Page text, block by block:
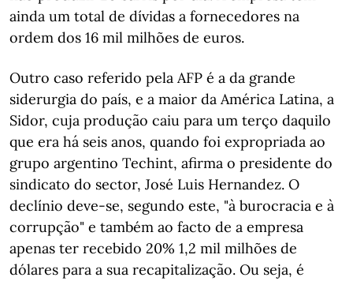
ainda um total de dívidas a fornecedores na
ordem dos 16 mil milhões de euros.
Outro caso referido pela AFP é a da grande
siderurgia do país, e a maior da América Latina, a
Sidor, cuja produção caiu para um terço daquilo
que era há seis anos, quando foi expropriada ao
grupo argentino Techint, afirma o presidente do
sindicato do sector, José Luis Hernandez. O
declínio deve-se, segundo este, "à burocracia e à
corrupção" e também ao facto de a empresa
apenas ter recebido 20% 1,2 mil milhões de
dólares para a sua recapitalização. Ou seja, é